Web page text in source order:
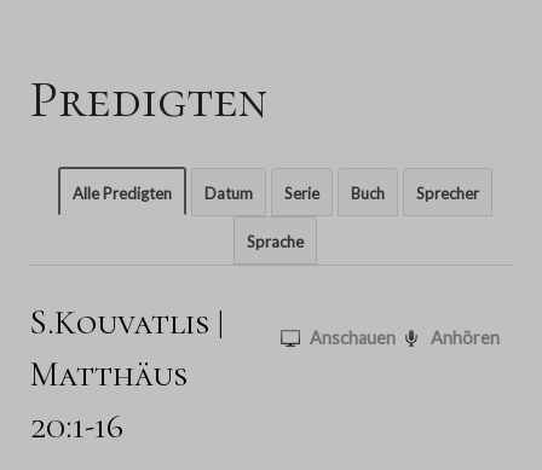
Predigten
Alle Predigten Datum Serie Buch Sprecher
Sprache
Anschauen Anhören
S.Kouvatlis |
Matthäus
20:1-16